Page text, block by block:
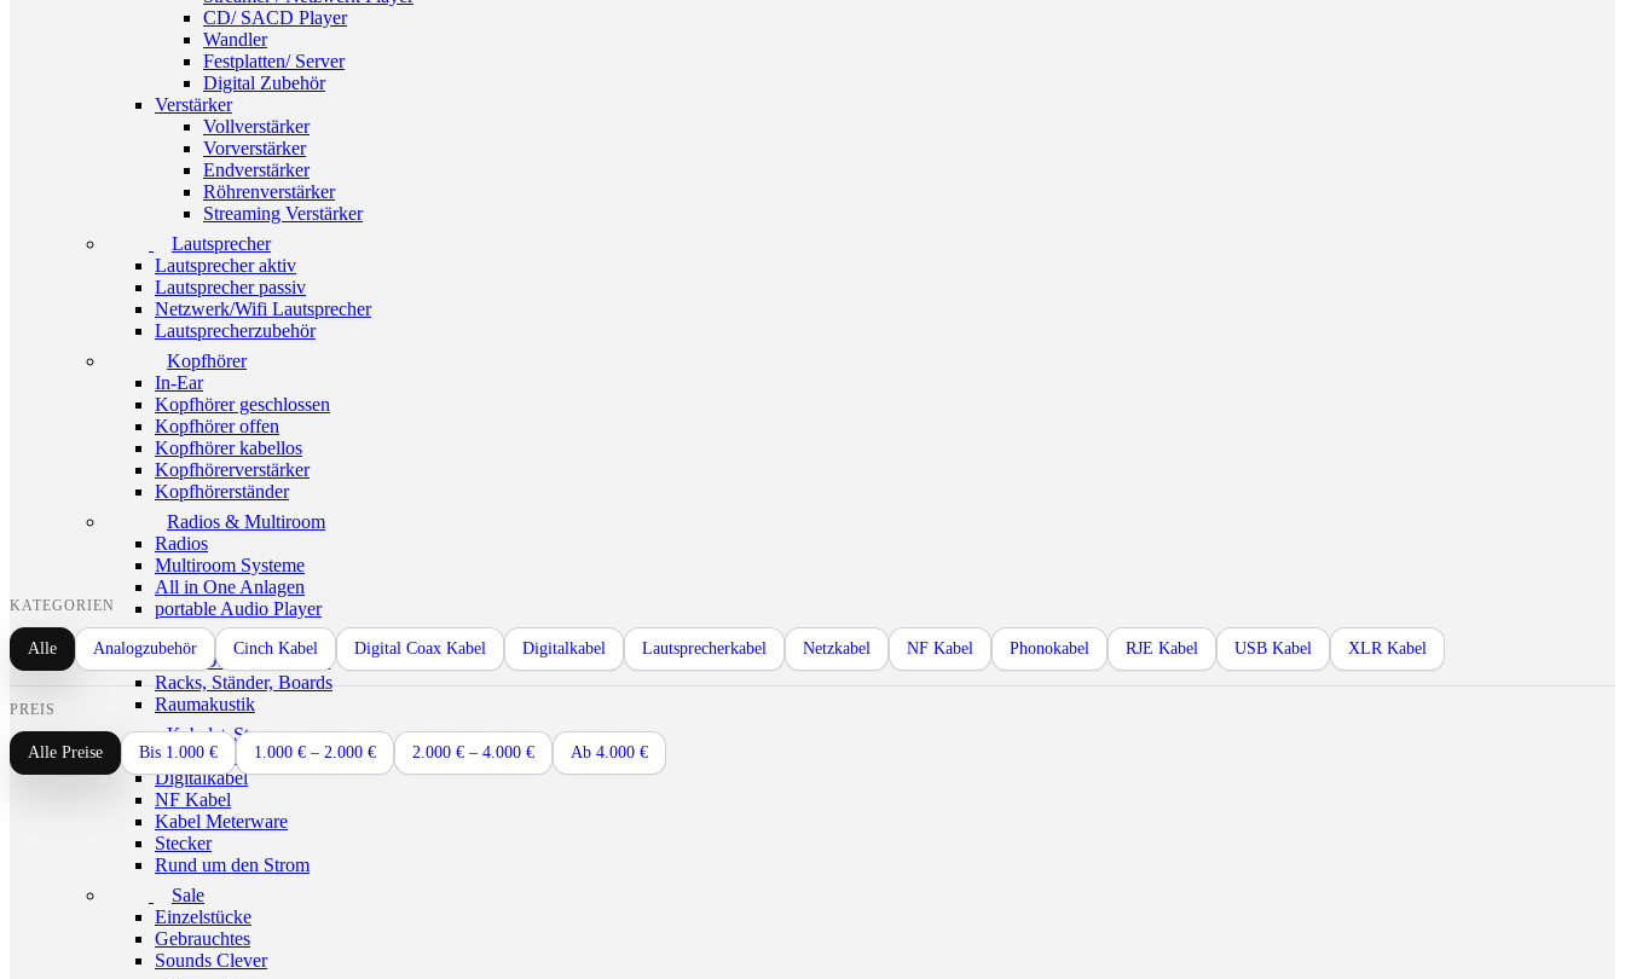
CD/ SACD Player
Wandler
Festplatten/ Server
Digital Zubehör
Verstärker
Vollverstärker
Vorverstärker
Endverstärker
Röhrenverstärker
Streaming Verstärker
Lautsprecher
Lautsprecher aktiv
Lautsprecher passiv
Netzwerk/Wifi Lautsprecher
Lautsprecherzubehör
Kopfhörer
In-Ear
Kopfhörer geschlossen
Kopfhörer offen
Kopfhörer kabellos
Kopfhörerverstärker
Kopfhörerständer
Radios & Multiroom
Radios
Multiroom Systeme
All in One Anlagen
portable Audio Player
Füße, Racks, Boards
Füße, Dämpfer, Spikes
Racks, Ständer, Boards
Raumakustik
Kabel + Strom
Lautsprecherkabel
Digitalkabel
NF Kabel
Kabel Meterware
Stecker
Rund um den Strom
Sale
Einzelstücke
Gebrauchtes
Sounds Clever
KATEGORIEN
Alle Analogzubehör Cinch Kabel Digital Coax Kabel Digitalkabel Lautsprecherkabel Netzkabel NF Kabel Phonokabel RJE Kabel USB Kabel XLR Kabel
PREIS
Alle Preise Bis 1.000 € 1.000 € – 2.000 € 2.000 € – 4.000 € Ab 4.000 €